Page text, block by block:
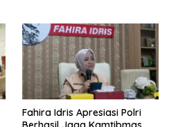
Fahira Idris Apresiasi Polri